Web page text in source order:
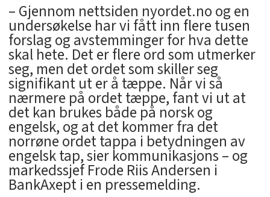
– Gjennom nettsiden nyordet.no og en
undersøkelse har vi fått inn flere tusen
forslag og avstemminger for hva dette
skal hete. Det er flere ord som utmerker
seg, men det ordet som skiller seg
signifikant ut er å tæppe. Når vi så
nærmere på ordet tæppe, fant vi ut at
det kan brukes både på norsk og
engelsk, og at det kommer fra det
norrøne ordet tappa i betydningen av
engelsk tap, sier kommunikasjons – og
markedssjef Frode Riis Andersen i
BankAxept i en pressemelding.